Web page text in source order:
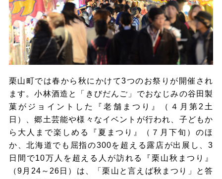
栗山町では春から秋にかけて3つのお祭りが開催され
ます。小林酒造と「きびだんご」でおなじみの谷田製
菓がジョイントした『老舗まつり』（４月第2土
日）、郷土芸能や様々なイベントが行われ、子どもか
ら大人まで楽しめる『夏まつり』（７月下旬）のほ
か、北海道でも屈指の300を超える露店が出展し、3
日間で10万人を超える人が訪れる『栗山秋まつり』
（9月24～26日）は、「栗山と言えば秋まつり」と答